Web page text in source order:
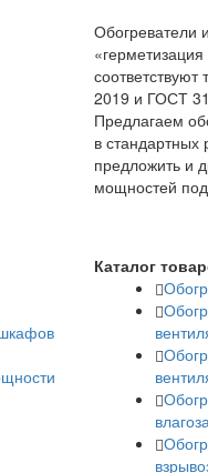
Обогреватели
2019 и ГОСТ
Предлагаем
в
предложить и
мощностей
Каталог